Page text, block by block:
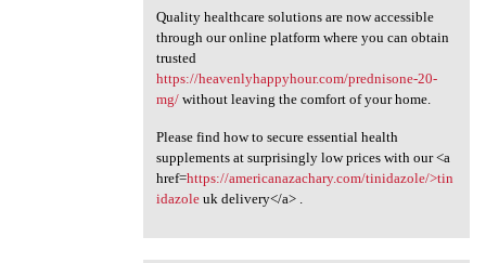
Quality healthcare solutions are now accessible
through our online platform where you can obtain
trusted
https://heavenlyhappyhour.com/prednisone-20-
mg/without leaving the comfort of your home.
Please find how to secure essential health
supplements at surprisingly low prices with our <a
href=https://americanazachary.com/tinidazole/>tin
idazoleuk delivery</a> .